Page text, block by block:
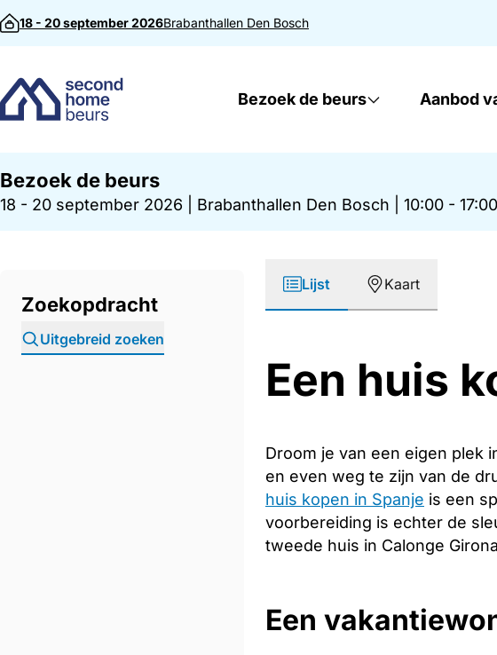
Direct naar inhoud
18 - 20 september 2026Brabanthallen Den Bosch
Bezoek de beurs Aanbod
Bezoek de beurs
18 - 20 september 2026 Brabanthallen Den Bosch 10:00 - 17:00
Zoekopdracht
Uitgebreid zoeken
Lijst Kaart
Een huis
Droom je van een eigen plek
en even weg te zijn van de
huis kopen in Spanje is een
voorbereiding is echter de
tweede huis in Calonge
Een